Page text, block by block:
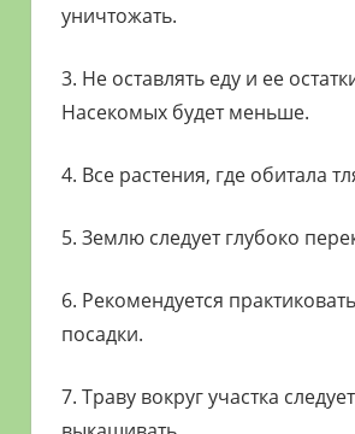
уничтожать.
3. Не оставлять еду и ее
Насекомых будет меньше.
4. Все растения, где обитала
5. Землю следует глубоко
6. Рекомендуется
посадки.
7. Траву вокруг участка следует